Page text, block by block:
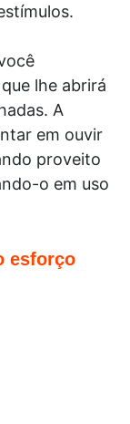
lhe abrirá
A
em ouvir
proveito
o em uso
esforço